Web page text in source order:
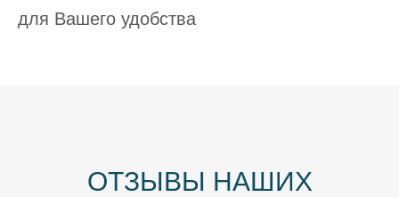
для Вашего удобства
ОТЗЫВЫ НАШИХ